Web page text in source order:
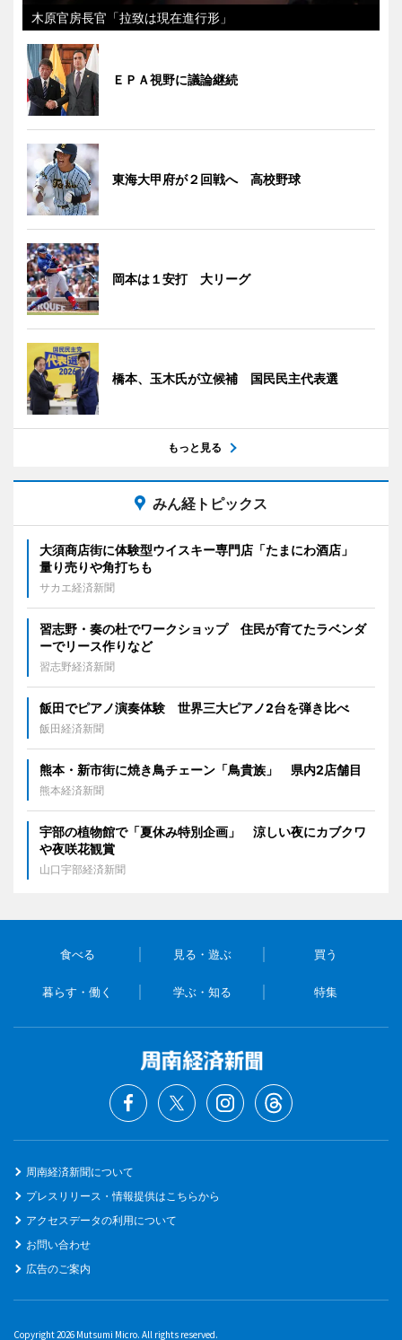
木原官房長官「拉致は現在進行形」
ＥＰＡ視野に議論継続
東海大甲府が２回戦へ 高校野球
岡本は１安打 大リーグ
橋本、玉木氏が立候補 国民民主代表選
もっと見る
みん経トピックス
大須商店街に体験型ウイスキー専門店「たまにわ酒店」
量り売りや角打ちも
サカエ経済新聞
習志野・奏の杜でワークショップ 住民が育てたラベンダ
ーでリース作りなど
習志野経済新聞
飯田でピアノ演奏体験 世界三大ピアノ2台を弾き比べ
飯田経済新聞
熊本・新市街に焼き鳥チェーン「鳥貴族」 県内2店舗目
熊本経済新聞
宇部の植物館で「夏休み特別企画」 涼しい夜にカブクワ
や夜咲花観賞
山口宇部経済新聞
食べる 見る・遊ぶ 買う
暮らす・働く 学ぶ・知る 特集
周南経済新聞について
プレスリリース・情報提供はこちらから
アクセスデータの利用について
お問い合わせ
広告のご案内
Copyright 2026 Mutsumi Micro. All rights reserved.